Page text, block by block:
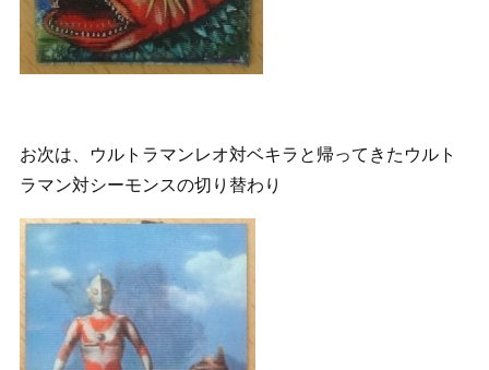
お次は、ウルトラマンレオ対ベキラと帰ってきたウルト
ラマン対シーモンスの切り替わり